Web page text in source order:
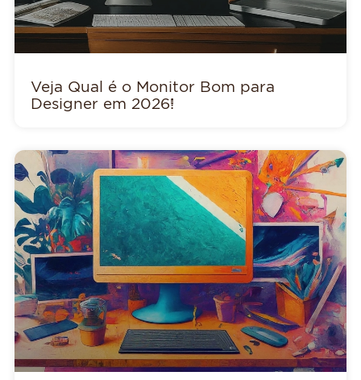
Veja Qual é o Monitor Bom para
Designer em 2026!